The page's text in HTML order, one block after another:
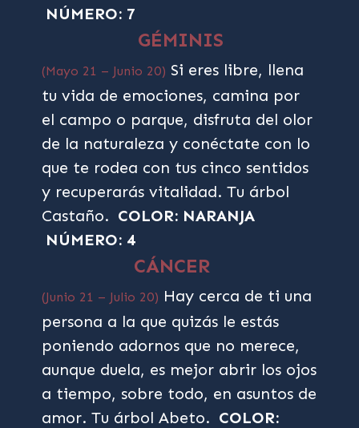
NÚMERO: 7
GÉMINIS
(Mayo 21 – Junio 20) Si eres libre, llena
tu vida de emociones, camina por
el campo o parque, disfruta del olor
de la naturaleza y conéctate con lo
que te rodea con tus cinco sentidos
y recuperarás vitalidad. Tu árbol
Castaño. COLOR: NARANJA
NÚMERO: 4
CÁNCER
(Junio 21 – Julio 20) Hay cerca de ti una
persona a la que quizás le estás
poniendo adornos que no merece,
aunque duela, es mejor abrir los ojos
a tiempo, sobre todo, en asuntos de
amor. Tu árbol Abeto. COLOR: